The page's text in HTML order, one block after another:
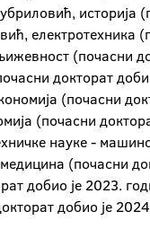
историја
електротехника
(почасни
докторат
(почасни
(почасни
науке -
(почасни
добио је 2023.
добио је